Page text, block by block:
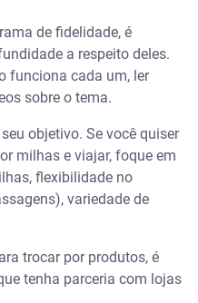
de fidelidade, é
a respeito deles.
funciona cada um, ler
sobre o tema.
objetivo. Se você quiser
milhas e viajar, foque em
flexibilidade no
variedade de
trocar por produtos, é
tenha parceria com lojas